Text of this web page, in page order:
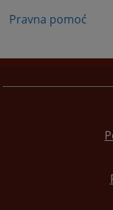
Pravna pomoć